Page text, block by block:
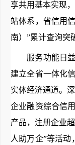
享共用基本实现
站体系，省信用
南）”累计查询突
服务功能日益
建立全省一体化
实体经济通道。
企业融资综合信
产品，注册企业
人助万企”等活